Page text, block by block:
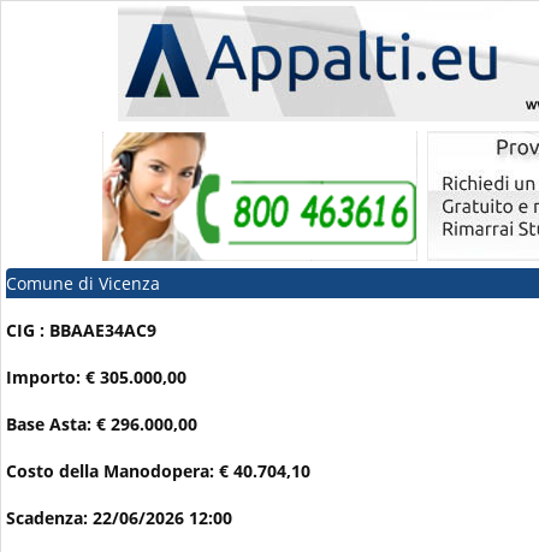
Comune di Vicenza
CIG : BBAAE34AC9
Importo: € 305.000,00
Base Asta: € 296.000,00
Costo della Manodopera: € 40.704,10
Scadenza: 22/06/2026 12:00